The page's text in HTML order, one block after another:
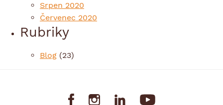
Srpen 2020
Červenec 2020
Rubriky
Blog (23)